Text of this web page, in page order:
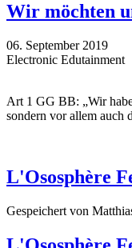
Wir möchten
06. September 2019
Electronic Edutainment
Art 1 GG BB: „Wir
sondern vor allem auch
L'Ososphère
Gespeichert von